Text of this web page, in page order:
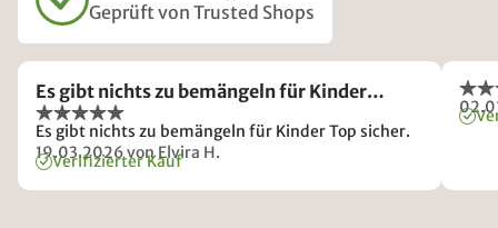
Geprüft von Trusted Shops
Es gibt nichts zu bemängeln für Kinder…
Es gibt nichts zu bemängeln für Kinder Top sicher.
19.03.2026von Elvira H.
Verifizierter Kauf